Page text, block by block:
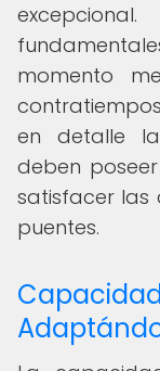
momento
en detalle
deben
satisfacer
puentes.